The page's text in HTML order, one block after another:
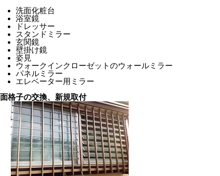
洗面化粧台
浴室鏡
ドレッサー
スタンドミラー
玄関鏡
壁掛け鏡
姿見
ウォークインクローゼットのウォールミラー
パネルミラー
エレベーター用ミラー
面格子の交換、新規取付